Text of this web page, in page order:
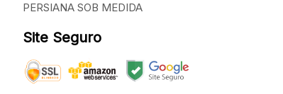
PERSIANA SOB MEDIDA
Site Seguro